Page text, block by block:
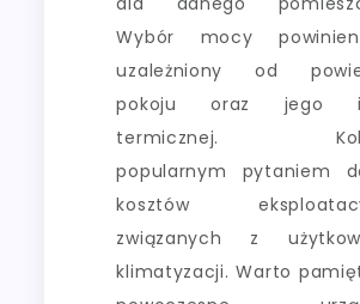
Wybór mocy
uzależniony od
pokoju oraz jego
termicznej.
popularnym pytaniem
kosztów
związanych z
klimatyzacji. Warto